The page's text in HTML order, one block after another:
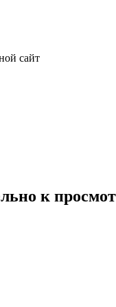
сайт
к